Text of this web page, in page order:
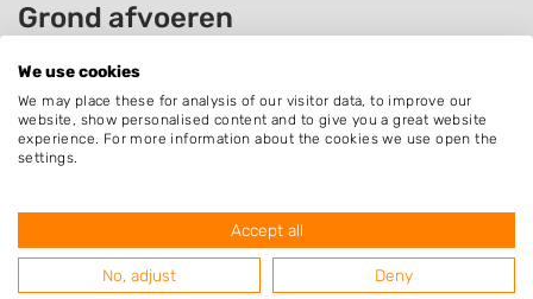
Grond afvoeren
Na werkzaamheden in de tuin blijft er vaak grond of
zand over. U kunt deze grond zelf afvoeren naar de
milieustraat of de grond laten afvoeren door een
professional zoals een hovenier of grondwerker.
Grondwerk laten uitvoeren
Bent u op zoek naar iemand die u kan helpen bij
grondwerk of grondverzet? De bedrijven in de lijst
We use cookies
We may place these for analysis of our visitor data, to improve our
website, show personalised content and to give you a great website
experience. For more information about the cookies we use open the
settings.
Accept all
No, adjust Deny